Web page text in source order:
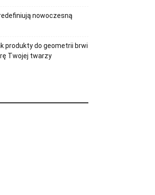
nowoczesną
produkty do geometrii brwi
Twojej twarzy